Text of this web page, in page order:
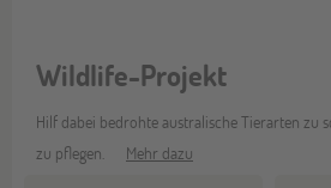
Wildlife-Projekt
Hilf dabei bedrohte australische Tierarten zu
zu pflegen.
Mehr dazu